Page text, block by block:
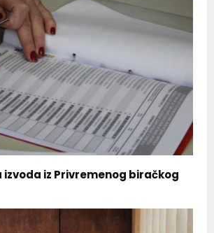
iz Privremenog biračkog